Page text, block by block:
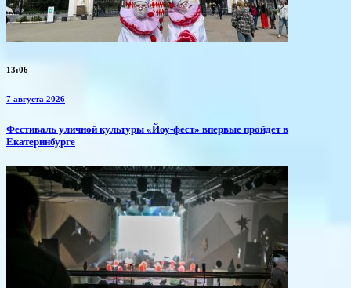
13:06
7 августа 2026
​Фестиваль уличной культуры «Йоу-фест» впервые пройдет в
Екатеринбурге